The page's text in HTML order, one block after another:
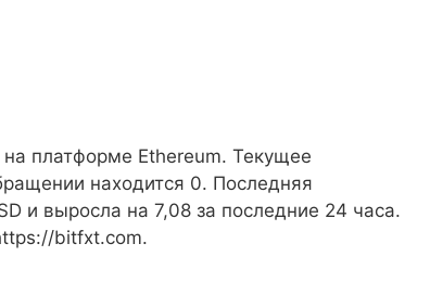
на платформе Ethereum. Текущее
находится 0. Последняя
и выросла на 7,08 за последние 24 часа.
bitfxt.com.